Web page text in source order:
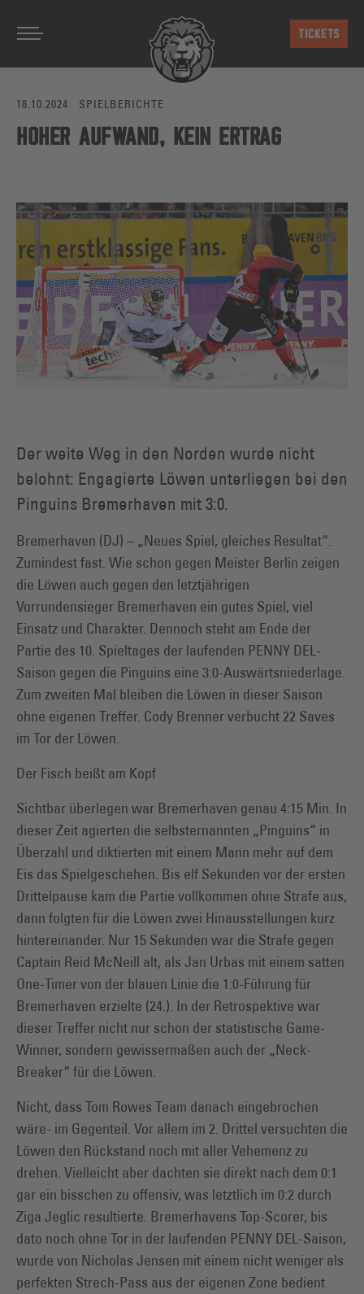
TICKETS
18.10.2024 SPIELBERICHTE
HOHER AUFWAND, KEIN ERTRAG
Der weite Weg in den Norden wurde nicht
belohnt: Engagierte Löwen unterliegen bei den
Pinguins Bremerhaven mit 3:0.
Bremerhaven (DJ) – „Neues Spiel, gleiches Resultat“.
Zumindest fast. Wie schon gegen Meister Berlin zeigen
die Löwen auch gegen den letztjährigen
Vorrundensieger Bremerhaven ein gutes Spiel, viel
Einsatz und Charakter. Dennoch steht am Ende der
Partie des 10. Spieltages der laufenden PENNY DEL-
Saison gegen die Pinguins eine 3:0-Auswärtsniederlage.
Zum zweiten Mal bleiben die Löwen in dieser Saison
ohne eigenen Treffer. Cody Brenner verbucht 22 Saves
im Tor der Löwen.
Der Fisch beißt am Kopf
Sichtbar überlegen war Bremerhaven genau 4:15 Min. In
dieser Zeit agierten die selbsternannten „Pinguins“ in
Überzahl und diktierten mit einem Mann mehr auf dem
Eis das Spielgeschehen. Bis elf Sekunden vor der ersten
Drittelpause kam die Partie vollkommen ohne Strafe aus,
dann folgten für die Löwen zwei Hinausstellungen kurz
hintereinander. Nur 15 Sekunden war die Strafe gegen
Captain Reid McNeill alt, als Jan Urbas mit einem satten
One-Timer von der blauen Linie die 1:0-Führung für
Bremerhaven erzielte (24.). In der Retrospektive war
dieser Treffer nicht nur schon der statistische Game-
Winner, sondern gewissermaßen auch der „Neck-
Breaker“ für die Löwen.
Nicht, dass Tom Rowes Team danach eingebrochen
wäre- im Gegenteil. Vor allem im 2. Drittel versuchten die
Löwen den Rückstand noch mit aller Vehemenz zu
drehen. Vielleicht aber dachten sie direkt nach dem 0:1
gar ein bisschen zu offensiv, was letztlich im 0:2 durch
Ziga Jeglic resultierte. Bremerhavens Top-Scorer, bis
dato noch ohne Tor in der laufenden PENNY DEL-Saison,
wurde von Nicholas Jensen mit einem nicht weniger als
perfekten Strech-Pass aus der eigenen Zone bedient